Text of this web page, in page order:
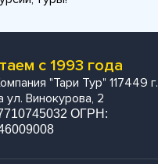
с 1993 года
"Тари Тур" 117449 г.
ул. Винокурова, 2
ОГРН: